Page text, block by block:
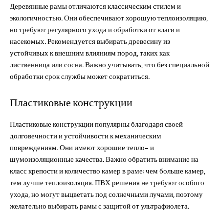
Деревянные рамы отличаются классическим стилем и
экологичностью. Они обеспечивают хорошую теплоизоляцию,
но требуют регулярного ухода и обработки от влаги и
насекомых. Рекомендуется выбирать древесину из
устойчивых к внешним влияниям пород, таких как
лиственница или сосна. Важно учитывать, что без специальной
обработки срок службы может сократиться.
Пластиковые конструкции
Пластиковые конструкции популярны благодаря своей
долговечности и устойчивости к механическим
повреждениям. Они имеют хорошие тепло- и
шумоизоляционные качества. Важно обратить внимание на
класс крепости и количество камер в раме: чем больше камер,
тем лучше теплоизоляция. ПВХ решения не требуют особого
ухода, но могут выцветать под солнечными лучами, поэтому
желательно выбирать рамы с защитой от ультрафиолета.